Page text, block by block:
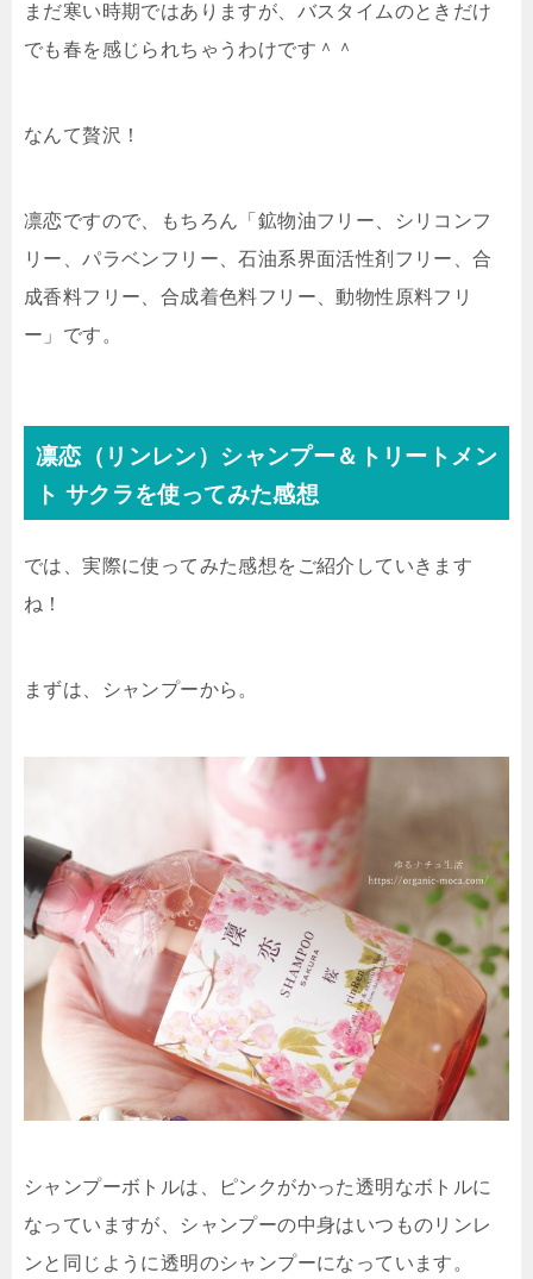
まだ寒い時期ではありますが、バスタイムのときだけ
でも春を感じられちゃうわけです＾＾
なんて贅沢！
凛恋ですので、もちろん「鉱物油フリー、シリコンフ
リー、パラベンフリー、石油系界面活性剤フリー、合
成香料フリー、合成着色料フリー、動物性原料フリ
ー」です。
凛恋（リンレン）シャンプー＆トリートメン
ト サクラを使ってみた感想
では、実際に使ってみた感想をご紹介していきます
ね！
まずは、シャンプーから。
シャンプーボトルは、ピンクがかった透明なボトルに
なっていますが、シャンプーの中身はいつものリンレ
ンと同じように透明のシャンプーになっています。